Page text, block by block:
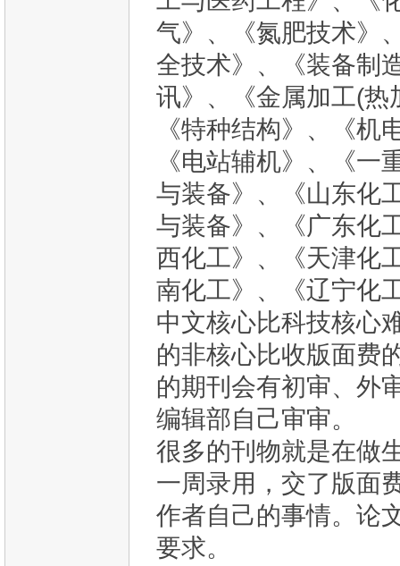
气》、《氮肥技术》
全技术》、《装备制
讯》、《金属加工(
《特种结构》、《
《电站辅机》、《
与装备》、《山东化
与装备》、《广东化
西化工》、《天津化
南化工》、《辽宁化
中文核心比科技核心
的非核心比收版面费
的期刊会有初审、外
编辑部自己审审。
很多的刊物就是在做
一周录用，交了版面
作者自己的事情。论
要求。